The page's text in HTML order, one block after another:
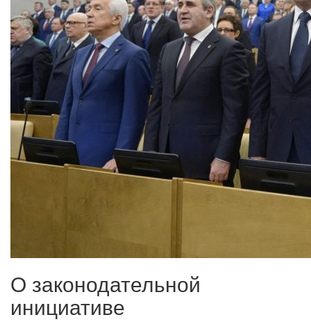
О законодательной
инициативе